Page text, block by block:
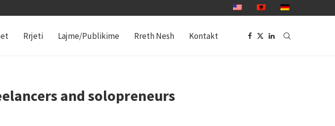
Rrjeti Lajme/Publikime Rreth Nesh Kontakt
and solopreneurs